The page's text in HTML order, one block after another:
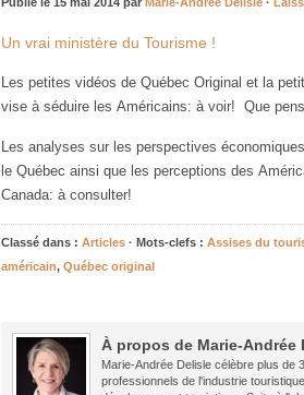
Un vrai ministère du Tourisme !
Les petites vidéos de Québec Original et la
vise à séduire les Américains: à voir! Que
Les analyses sur les perspectives
le Québec ainsi que les perceptions des
Canada: à consulter!
Classé dans : Articles · Mots-clefs : Assises du
américain, Québec original
À propos de Marie-Andrée
Marie-Andrée Delisle célèbre plus de
professionnels de l'industrie